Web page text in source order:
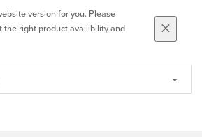
version for you. Please
the right product availibility and